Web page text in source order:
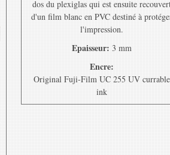
dos du plexiglas qui est ensuite
d'un film blanc en PVC destiné à
l'impression.
Epaisseur: 3 mm
Encre:
Original Fuji-Film UC 255 UV currable
ink